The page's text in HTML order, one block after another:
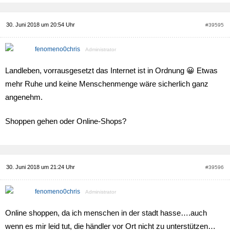
30. Juni 2018 um 20:54 Uhr #39595
fenomeno0chris Administrator
Landleben, vorrausgesetzt das Internet ist in Ordnung 😀 Etwas
mehr Ruhe und keine Menschenmenge wäre sicherlich ganz
angenehm.
Shoppen gehen oder Online-Shops?
30. Juni 2018 um 21:24 Uhr #39596
fenomeno0chris Administrator
Online shoppen, da ich menschen in der stadt hasse….auch
wenn es mir leid tut, die händler vor Ort nicht zu unterstützen…